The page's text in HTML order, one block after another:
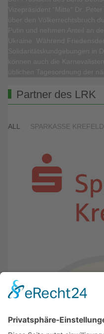
Partner des LRK
ALL SPARKASSE KREFELD